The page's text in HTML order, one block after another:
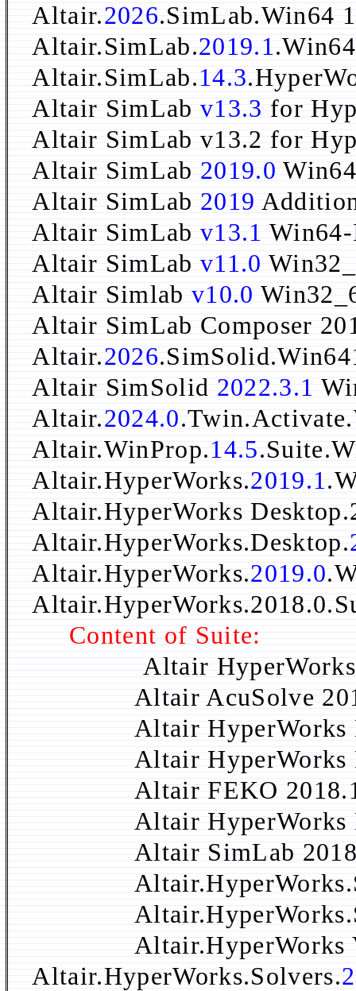
Altair.2026.SimLab.Win64
Altair.SimLab.2019.1
Altair.SimLab.14.3
Altair SimLab v13.3 for
Altair SimLab v13.2 for
Altair SimLab 2019.0
Altair SimLab 2019
Altair SimLab v13.1
Altair SimLab v11.0
Altair Simlab v10.0
Altair SimLab Composer
Altair.2026
Altair SimSolid 2022.3.1
Altair.2024.0
Altair.WinProp.14.5
Altair.HyperWorks.2019.1
Altair.HyperWorks
Altair.HyperWorks.Desktop.
Altair.HyperWorks.2019.0
Content of Suite:
Altair
Altair AcuSolve
Altair HyperWorks
Altair HyperWorks
Altair FEKO
Altair HyperWorks
Altair SimLab
Altair.HyperWorks
Altair.HyperWorks.Solvers.